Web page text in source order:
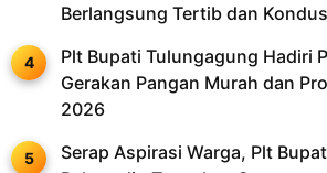
Berlangsung Tertib dan
Plt Bupati Tulungagung Hadiri
Gerakan Pangan Murah dan
2026
Serap Aspirasi Warga, Plt